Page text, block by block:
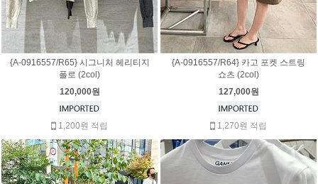
{A-0916557/R65} 시그니처 헤리티지
폴로 (2col)
120,000원
1,200원 적립
{A-0916557/R64} 카고 포켓 스트링
쇼츠 (2col)
127,000원
1,270원 적립